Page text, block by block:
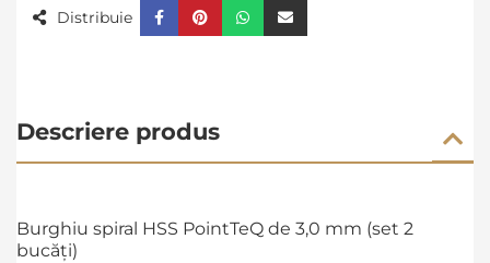
Distribuie
Descriere produs
Burghiu spiral HSS PointTeQ de 3,0 mm (set 2
bucăți)